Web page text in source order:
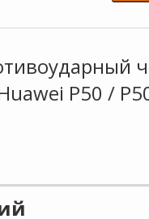
P50 /